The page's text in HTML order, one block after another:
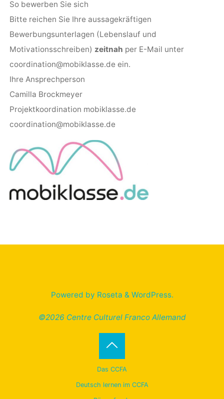
So bewerben Sie sich
Bitte reichen Sie Ihre aussagekräftigen
Bewerbungsunterlagen (Lebenslauf und
Motivationsschreiben) zeitnah per E-Mail unter
coordination@mobiklasse.de ein.
Ihre Ansprechperson
Camilla Brockmeyer
Projektkoordination mobiklasse.de
coordination@mobiklasse.de
Powered by Roseta & WordPress.
©2026 Centre Culturel Franco Allemand
Das CCFA
Deutsch lernen im CCFA
Back
to